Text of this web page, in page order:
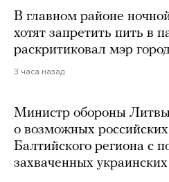
В главном районе
хотят запретить пить в
раскритиковал мэр
3 часа назад
Министр обороны
о возможных
Балтийского региона с
захваченных